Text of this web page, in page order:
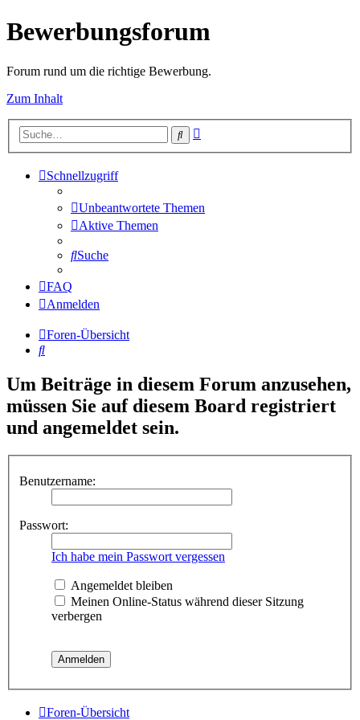
Bewerbungsforum
Forum rund um die richtige Bewerbung.
Zum Inhalt
Suche
Schnellzugriff
Unbeantwortete Themen
Aktive Themen
Suche
FAQ
Anmelden
Foren-Übersicht
Suche
Um Beiträge in diesem Forum anzusehen,
müssen Sie auf diesem Board registriert
und angemeldet sein.
Benutzername:
Passwort:
Ich habe mein Passwort vergessen
Angemeldet bleiben
Meinen Online-Status während dieser Sitzung
verbergen
Foren-Übersicht